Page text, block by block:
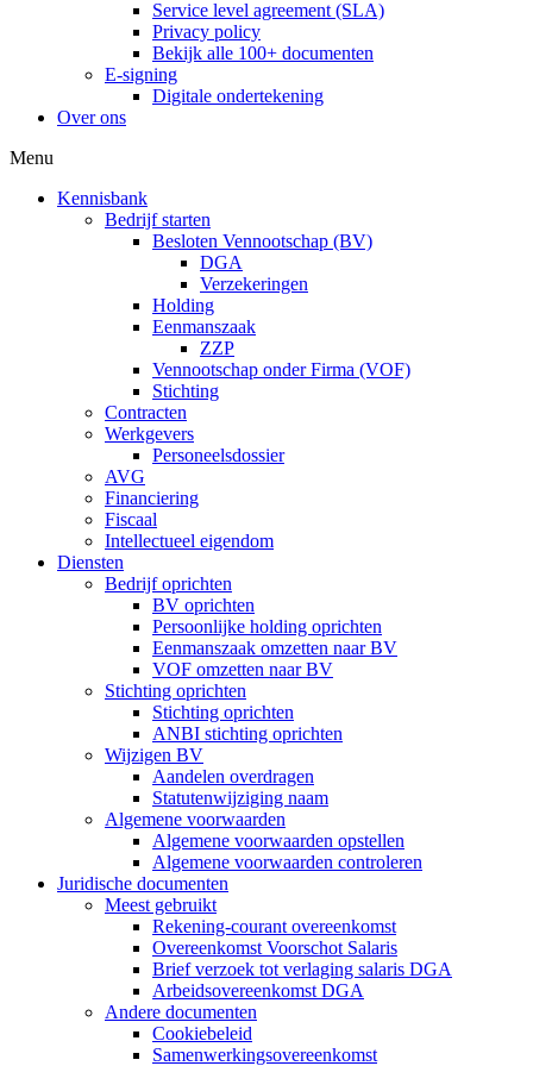
Service level agreement (SLA)
Privacy policy
Bekijk alle 100+ documenten
E-signing
Digitale ondertekening
Over ons
Menu
Kennisbank
Bedrijf starten
Besloten Vennootschap (BV)
DGA
Verzekeringen
Holding
Eenmanszaak
ZZP
Vennootschap onder Firma (VOF)
Stichting
Contracten
Werkgevers
Personeelsdossier
AVG
Financiering
Fiscaal
Intellectueel eigendom
Diensten
Bedrijf oprichten
BV oprichten
Persoonlijke holding oprichten
Eenmanszaak omzetten naar BV
VOF omzetten naar BV
Stichting oprichten
Stichting oprichten
ANBI stichting oprichten
Wijzigen BV
Aandelen overdragen
Statutenwijziging naam
Algemene voorwaarden
Algemene voorwaarden opstellen
Algemene voorwaarden controleren
Juridische documenten
Meest gebruikt
Rekening-courant overeenkomst
Overeenkomst Voorschot Salaris
Brief verzoek tot verlaging salaris DGA
Arbeidsovereenkomst DGA
Andere documenten
Cookiebeleid
Samenwerkingsovereenkomst